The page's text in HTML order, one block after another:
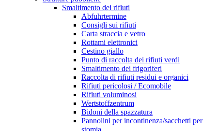
Smaltimento dei rifiuti
Abfuhrtermine
Consigli sui rifiuti
Carta straccia e vetro
Rottami elettronici
Cestino giallo
Punto di raccolta dei rifiuti verdi
Smaltimento dei frigoriferi
Raccolta di rifiuti residui e organici
Rifiuti pericolosi / Ecomobile
Rifiuti voluminosi
Wertstoffzentrum
Bidoni della spazzatura
Pannolini per incontinenza/sacchetti per
stomia